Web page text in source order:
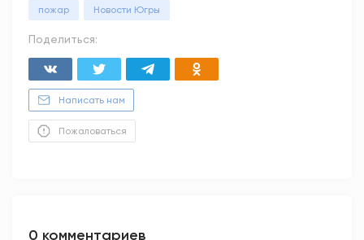
пожар Новости Югры
Поделиться:
Написать нам
Пожаловаться
0 комментариев